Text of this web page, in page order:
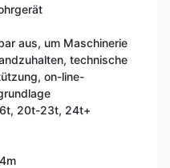
aus, um Maschinerie
technische
on-line-
20t-23t, 24t+